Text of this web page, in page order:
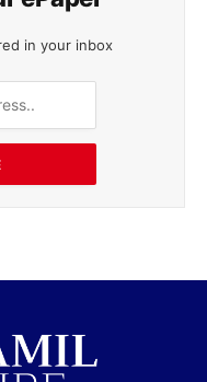
in your inbox